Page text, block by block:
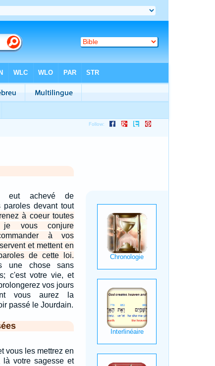
eut achevé de
paroles devant tout
à coeur toutes
vous conjure
à vos
et mettent en
de cette loi.
une chose sans
c'est votre vie, et
vos jours
vous aurez la
passé le Jourdain.
vous les mettrez en
là votre sagesse et